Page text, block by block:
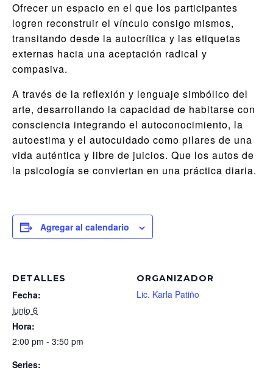
Ofrecer un espacio en el que los participantes
logren reconstruir el vínculo consigo mismos,
transitando desde la autocrítica y las etiquetas
externas hacia una aceptación radical y
compasiva.
A través de la reflexión y lenguaje simbólico del
arte, desarrollando la capacidad de habitarse con
consciencia integrando el autoconocimiento, la
autoestima y el autocuidado como pilares de una
vida auténtica y libre de juicios. Que los autos de
la psicología se conviertan en una práctica diaria.
Agregar al calendario
DETALLES
Fecha:
junio 6
Hora:
2:00 pm - 3:50 pm
Series:
ORGANIZADOR
Lic. Karla Patiño